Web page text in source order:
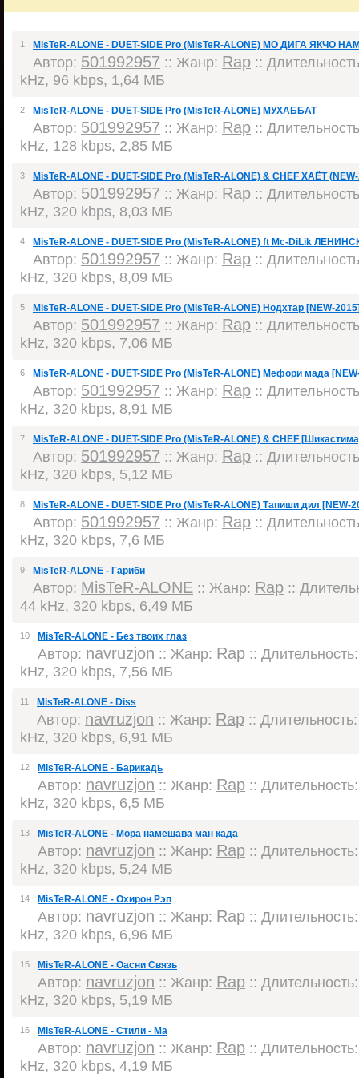
1 MisTeR-ALONE - DUET-SIDE Pro (MisTeR-ALONE) МО ДИГА ЯКЧО
Автор: 501992957 :: Жанр: Rap ::
kHz, 96 kbps, 1,64 МБ
2 MisTeR-ALONE - DUET-SIDE Pro (MisTeR-ALONE) МУХАББАТ
Автор: 501992957 :: Жанр: Rap ::
kHz, 128 kbps, 2,85 МБ
3 MisTeR-ALONE - DUET-SIDE Pro (MisTeR-ALONE) & CHEF ХАЁТ
Автор: 501992957 :: Жанр: Rap ::
kHz, 320 kbps, 8,03 МБ
4 MisTeR-ALONE - DUET-SIDE Pro (MisTeR-ALONE) ft Mc-DiLik
Автор: 501992957 :: Жанр: Rap ::
kHz, 320 kbps, 8,09 МБ
5 MisTeR-ALONE - DUET-SIDE Pro (MisTeR-ALONE) Нодхтар [NEW-
Автор: 501992957 :: Жанр: Rap ::
kHz, 320 kbps, 7,06 МБ
6 MisTeR-ALONE - DUET-SIDE Pro (MisTeR-ALONE) Мефори мада
Автор: 501992957 :: Жанр: Rap ::
kHz, 320 kbps, 8,91 МБ
7 MisTeR-ALONE - DUET-SIDE Pro (MisTeR-ALONE) & CHEF
Автор: 501992957 :: Жанр: Rap ::
kHz, 320 kbps, 5,12 МБ
8 MisTeR-ALONE - DUET-SIDE Pro (MisTeR-ALONE) Тапиши дил [NEW-
Автор: 501992957 :: Жанр: Rap ::
kHz, 320 kbps, 7,6 МБ
9 MisTeR-ALONE - Гариби
Автор: MisTeR-ALONE :: Жанр: Rap ::
44 kHz, 320 kbps, 6,49 МБ
10 MisTeR-ALONE - Без твоих глаз
Автор: navruzjon :: Жанр: Rap ::
kHz, 320 kbps, 7,56 МБ
11 MisTeR-ALONE - Diss
Автор: navruzjon :: Жанр: Rap ::
kHz, 320 kbps, 6,91 МБ
12 MisTeR-ALONE - Барикадь
Автор: navruzjon :: Жанр: Rap ::
kHz, 320 kbps, 6,5 МБ
13 MisTeR-ALONE - Мора намешава ман када
Автор: navruzjon :: Жанр: Rap ::
kHz, 320 kbps, 5,24 МБ
14 MisTeR-ALONE - Охирон Рэп
Автор: navruzjon :: Жанр: Rap ::
kHz, 320 kbps, 6,96 МБ
15 MisTeR-ALONE - Оасни Связь
Автор: navruzjon :: Жанр: Rap ::
kHz, 320 kbps, 5,19 МБ
16 MisTeR-ALONE - Стили - Ма
Автор: navruzjon :: Жанр: Rap ::
kHz, 320 kbps, 4,19 МБ